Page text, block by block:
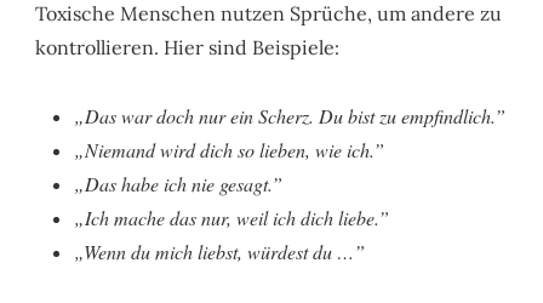
Toxische Menschen nutzen Sprüche, um andere zu
kontrollieren. Hier sind Beispiele:
„Das war doch nur ein Scherz. Du bist zu empfindlich.”
„Niemand wird dich so lieben, wie ich.”
„Das habe ich nie gesagt.”
„Ich mache das nur, weil ich dich liebe.”
„Wenn du mich liebst, würdest du …”